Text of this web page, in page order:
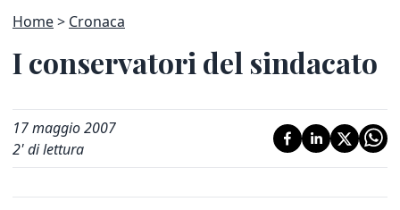
Home Cronaca
I conservatori del sindacato
17 maggio 2007
2' di lettura